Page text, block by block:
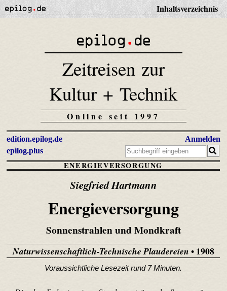
Inhaltsverzeichnis
Zeitreisen zur
Kultur + Technik
Online seit 1997
edition.epilog.de
epilog.plus
Anmelden
ENERGIEVERSORGUNG
Siegfried Hartmann
Energieversorgung
Sonnenstrahlen und Mondkraft
Naturwissenschaftlich-Technische Plaudereien • 1908
Voraussichtliche Lesezeit rund 7 Minuten.